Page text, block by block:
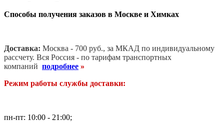
Способы получения заказов в Москве и Химках
Доставка: Москва - 700 руб., за МКАД по индивидуальному
рассчету. Вся Россия - по тарифам транспортных
компаний подробнее »
Режим работы службы доставки:
пн-пт: 10:00 - 21:00;